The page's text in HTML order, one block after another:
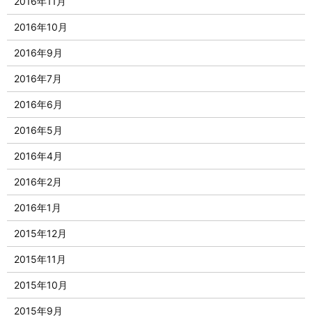
2016年10月
2016年9月
2016年7月
2016年6月
2016年5月
2016年4月
2016年2月
2016年1月
2015年12月
2015年11月
2015年10月
2015年9月